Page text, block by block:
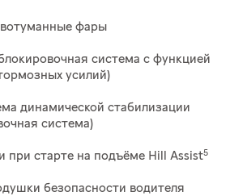
фары
система с функцией
усилий)
динамической стабилизации
система)
старте на подъёме Hill Assist5
безопасности водителя